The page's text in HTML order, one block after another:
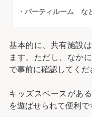
・パーティルーム な
基本的に、共有施設
ます。ただし、なか
で事前に確認してくだ
キッズスペースがあ
を遊ばせられて便利で